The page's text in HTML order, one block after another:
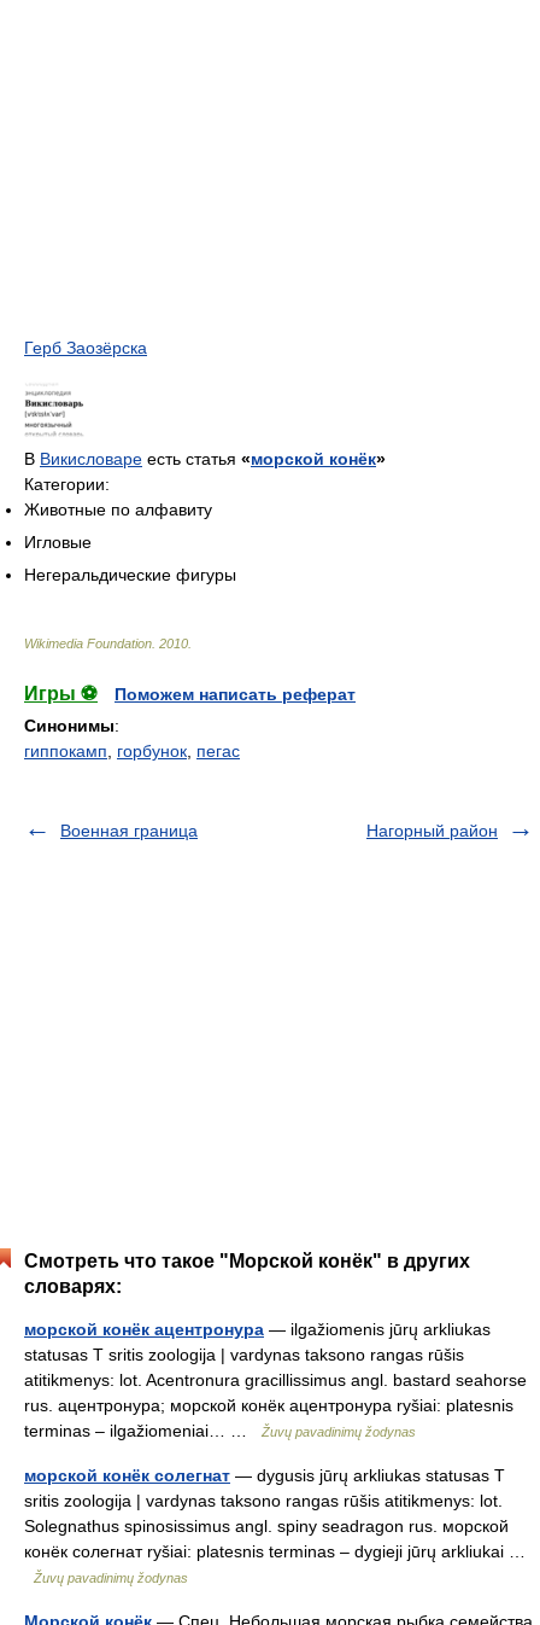
Герб Заозёрска
В Викисловаре есть статья «морской конёк»
Категории:
Животные по алфавиту
Игловые
Негеральдические фигуры
Wikimedia Foundation 2010
Игры ⚽
Поможем написать реферат
Синонимы:
гиппокамп
горбунок пегас
Военная граница Нагорный район
Смотреть что такое "Морской конёк" в других
словарях:
морской конёк ацентронура — ilgažiomenis jūrų arkliukas
statusas T sritis zoologija | vardynas taksono rangas rūšis
atitikmenys: lot. Acentronura gracillissimus angl. bastard seahorse
rus. ацентронура; морской конёк ацентронура ryšiai: platesnis
terminas – ilgažiomeniai… …
Žuvų pavadinimų žodynas
морской конёк солегнат — dygusis jūrų arkliukas statusas T
sritis zoologija | vardynas taksono rangas rūšis atitikmenys: lot.
Solegnathus spinosissimus angl. spiny seadragon rus. морской
конёк солегнат ryšiai: platesnis terminas – dygieji jūrų arkliukai …
Žuvų pavadinimų žodynas